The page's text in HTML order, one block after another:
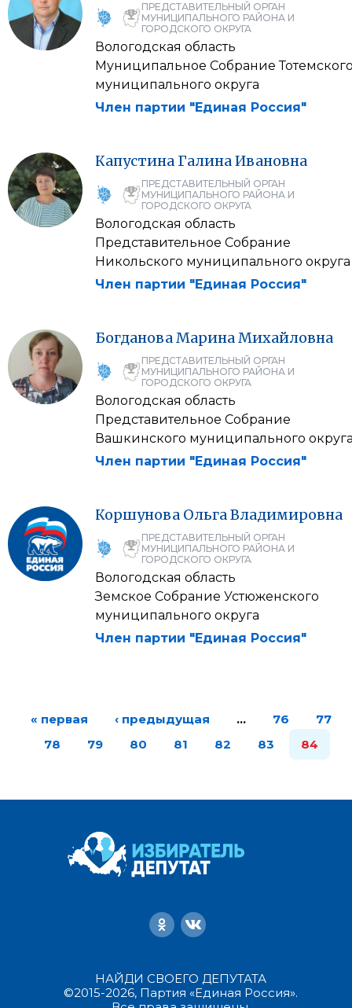
ПРЕДСТАВИТЕЛЬНЫЙ ОРГАН
МУНИЦИПАЛЬНОГО РАЙОНА И
ГОРОДСКОГО ОКРУГА
Вологодская область
Муниципальное Собрание
муниципального округа
Член партии "Единая Россия"
Капустина ГалинаИвановна
ПРЕДСТАВИТЕЛЬНЫЙ ОРГАН
МУНИЦИПАЛЬНОГО РАЙОНА И
ГОРОДСКОГО ОКРУГА
Вологодская область
Представительное Собрание
Никольского муниципального округа
Член партии "Единая Россия"
БогдановаМаринаМихайловна
ПРЕДСТАВИТЕЛЬНЫЙ ОРГАН
МУНИЦИПАЛЬНОГО РАЙОНА И
ГОРОДСКОГО ОКРУГА
Вологодская область
Представительное Собрание
Вашкинского муниципального
Член партии "Единая Россия"
Коршунова ОльгаВладимировна
ПРЕДСТАВИТЕЛЬНЫЙ ОРГАН
МУНИЦИПАЛЬНОГО РАЙОНА И
ГОРОДСКОГО ОКРУГА
Вологодская область
Земское Собрание Устюженского
муниципального округа
Член партии "Единая Россия"
« первая ‹ предыдущая … 76
77
78
79 80 81 82 83 84
НАЙДИ СВОЕГО ДЕПУТАТА
©2015-2026, Партия «Единая Россия».